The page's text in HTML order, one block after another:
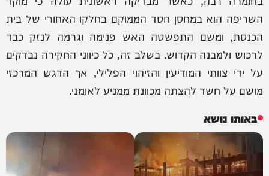
השריפה הוא במחסן חסד הממוקם בחלקו האחורי של בית
הכנסת, ומשם התפשטה האש פנימה וגרמה לנזק כבד
לרכוש ולמבנה הקדוש. בשלב זה, כל כיווני החקירה נבדקים
על ידי צוותי המודיעין והזיהוי הפלילי, אך הדגש המרכזי
מושם על חשד להצתה מכוונת ממניע לאומני.
באותו נושא